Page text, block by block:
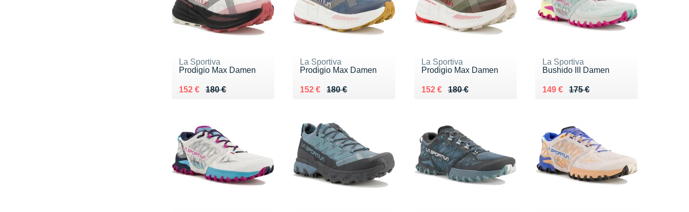
La Sportiva
Prodigio Max Damen
180 €
Au lieu de 180 €
152 €
Vendu 152 €
La Sportiva
Prodigio Max Damen
180 €
Au lieu de 180 €
152 €
Vendu 152 €
La Sportiva
Prodigio Max Damen
180 €
Au lieu de 180 €
152 €
Vendu 152 €
La Sportiva
Bushido III Damen
175 €
Au lieu de 175 €
149 €
Vendu 149 €